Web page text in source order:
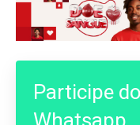
Participe